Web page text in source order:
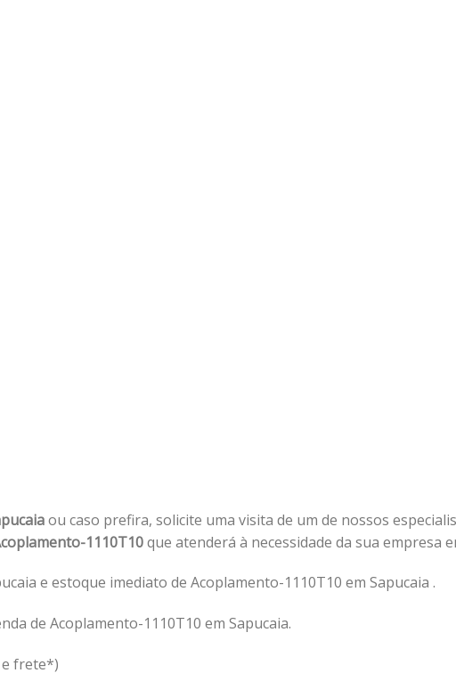
ou caso prefira, solicite uma visita de um de nossos
1110T10que atenderá à necessidade da sua empresa
e estoque imediato de Acoplamento-1110T10 em Sapucaia .
de Acoplamento-1110T10 em Sapucaia.
frete*)